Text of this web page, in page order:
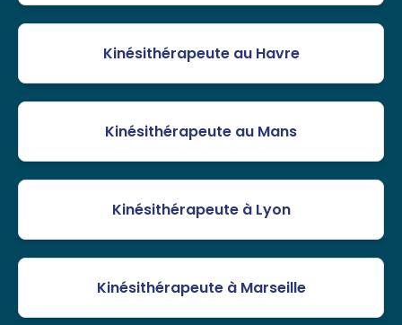
Kinésithérapeute au Havre
Kinésithérapeute au Mans
Kinésithérapeute à Lyon
Kinésithérapeute à Marseille